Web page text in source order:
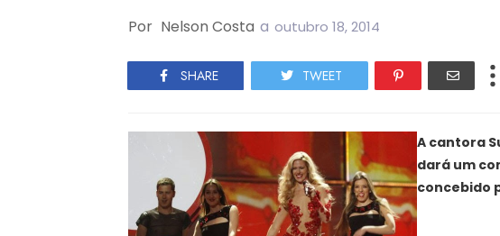
Por Nelson Costa a outubro 18, 2014
SHARE TWEET
A cantora
dará um
concebido